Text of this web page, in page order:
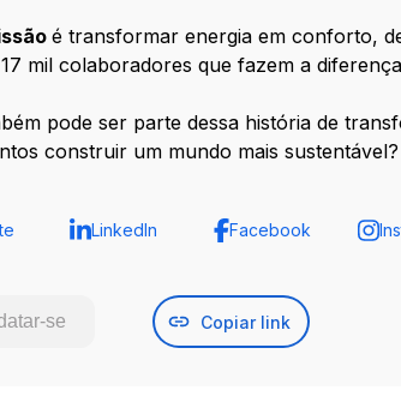
é transformar energia em conforto,
mil colaboradores que fazem a
pode ser parte dessa história de
construir um mundo mais sustentável?
LinkedIn Facebook
se Copiar link